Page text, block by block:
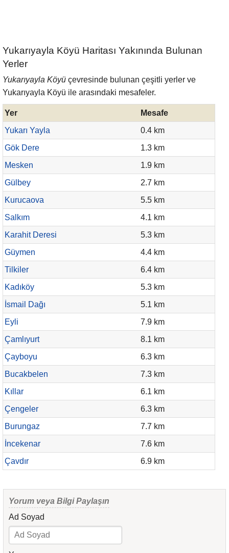
Yukarıyayla Köyü Haritası Yakınında Bulunan
Yerler
Yukarıyayla Köyü çevresinde bulunan çeşitli yerler ve
Yukarıyayla Köyü ile arasındaki mesafeler.
Yer
Mesafe
Yukarı Yayla
0.4 km
Gök Dere
1.3 km
Mesken
1.9 km
Gülbey
2.7 km
Kurucaova
5.5 km
Salkım
4.1 km
Karahit Deresi
5.3 km
Güymen
4.4 km
Tilkiler
6.4 km
Kadıköy
5.3 km
İsmail Dağı
5.1 km
Eyli
7.9 km
Çamlıyurt
8.1 km
Çayboyu
6.3 km
Bucakbelen
7.3 km
Kıllar
6.1 km
Çengeler
6.3 km
Burungaz
7.7 km
İncekenar
7.6 km
Çavdır
6.9 km
Yorum veya Bilgi Paylaşın
Ad Soyad